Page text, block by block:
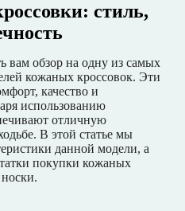
стиль,
вам обзор на одну из самых
кожаных кроссовок. Эти
качество и
использованию
отличную
В этой статье мы
данной модели, а
покупки кожаных